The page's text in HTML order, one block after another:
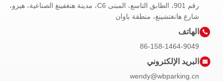
رقم 901، الطابق التاسع، المبنى C6، مدينة هنغفينغ الصناعية، هيزو،
شارع هانغتشينغ، منطقة باوان
الهاتف
86-158-1464-9049
البريد الإلكتروني
wendy@wbparking.cn